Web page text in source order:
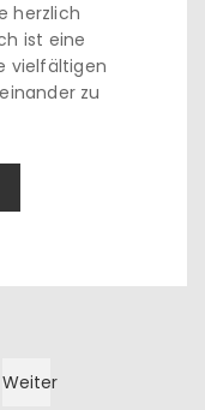
herzlich
ist eine
vielfältigen
zu
Weiter